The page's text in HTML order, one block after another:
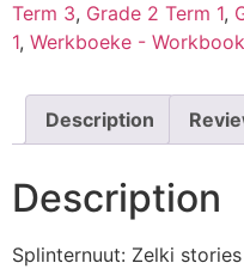
Term 3, Grade 2 Term 1,
1, Werkboeke -
Description
Description
Splinternuut: Zelki